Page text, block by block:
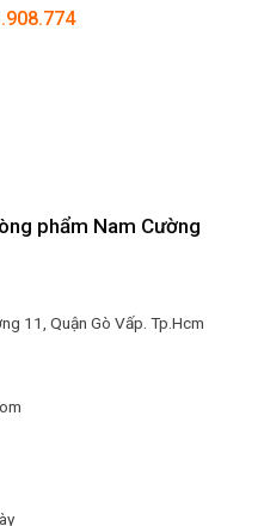
phẩm Nam Cường
11, Quận Gò Vấp. Tp.Hcm